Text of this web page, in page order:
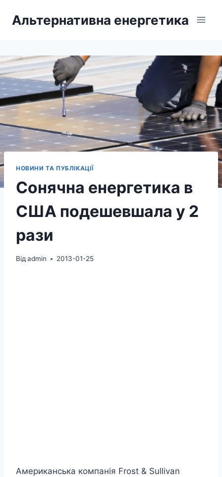
Альтернативна енергетика
НОВИНИ ТА ПУБЛІКАЦІЇ
Сонячна енергетика в
США подешевшала у 2
рази
Від admin 2013-01-25
Американська компанія Frost & Sullivan